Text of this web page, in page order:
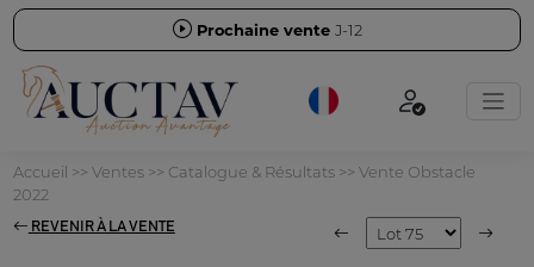
Prochaine vente J-12
Accueil >> Ventes>> Catalogue & Résultats>> Vente Obstacle
2022
REVENIR À LA VENTE